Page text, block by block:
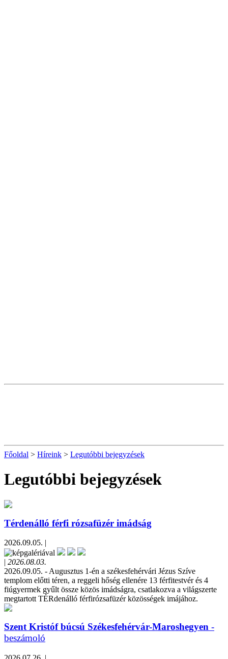
Főoldal > Híreink > Legutóbbi bejegyzések
Legutóbbi bejegyzések
Térdenálló férfi rózsafüzér imádság
2026.09.05. |
| 2026.08.03.
2026.09.05. - Augusztus 1-én a székesfehérvári Jézus Szíve
templom előtti téren, a reggeli hőség ellenére 13 férfitestvér és 4
fiúgyermek gyűlt össze közös imádságra, csatlakozva a világszerte
megtartott TÉRdenálló férfirózsafüzér közösségek imájához.
Szent Kristóf búcsú Székesfehérvár-Maroshegyen -
beszámoló